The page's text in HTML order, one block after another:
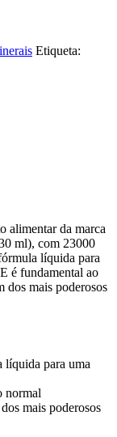
Etiqueta:
alimentar da marca
ml), com 23000
líquida para
é fundamental ao
dos mais poderosos
para uma
normal
mais poderosos